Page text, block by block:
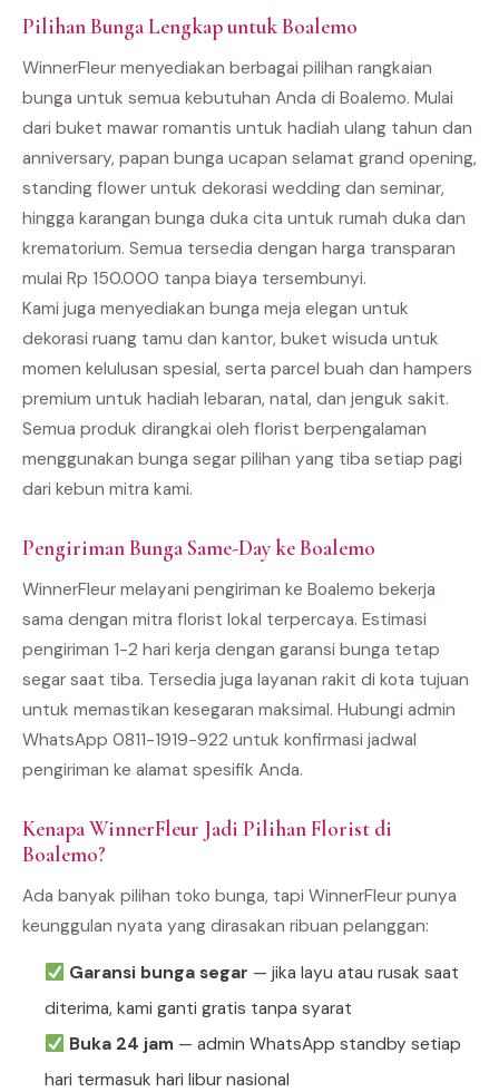
Pilihan Bunga Lengkap untuk Boalemo
WinnerFleur menyediakan berbagai pilihan rangkaian
bunga untuk semua kebutuhan Anda di Boalemo. Mulai
dari buket mawar romantis untuk hadiah ulang tahun dan
anniversary, papan bunga ucapan selamat grand opening,
standing flower untuk dekorasi wedding dan seminar,
hingga karangan bunga duka cita untuk rumah duka dan
krematorium. Semua tersedia dengan harga transparan
mulai Rp 150.000 tanpa biaya tersembunyi.
Kami juga menyediakan bunga meja elegan untuk
dekorasi ruang tamu dan kantor, buket wisuda untuk
momen kelulusan spesial, serta parcel buah dan hampers
premium untuk hadiah lebaran, natal, dan jenguk sakit.
Semua produk dirangkai oleh florist berpengalaman
menggunakan bunga segar pilihan yang tiba setiap pagi
dari kebun mitra kami.
Pengiriman Bunga Same-Day ke Boalemo
WinnerFleur melayani pengiriman ke Boalemo bekerja
sama dengan mitra florist lokal terpercaya. Estimasi
pengiriman 1-2 hari kerja dengan garansi bunga tetap
segar saat tiba. Tersedia juga layanan rakit di kota tujuan
untuk memastikan kesegaran maksimal. Hubungi admin
WhatsApp 0811-1919-922 untuk konfirmasi jadwal
pengiriman ke alamat spesifik Anda.
Kenapa WinnerFleur Jadi Pilihan Florist di
Boalemo?
Ada banyak pilihan toko bunga, tapi WinnerFleur punya
keunggulan nyata yang dirasakan ribuan pelanggan:
Garansi bunga segar — jika layu atau rusak saat
diterima, kami ganti gratis tanpa syarat
Buka 24 jam— admin WhatsApp standby setiap
hari termasuk hari libur nasional